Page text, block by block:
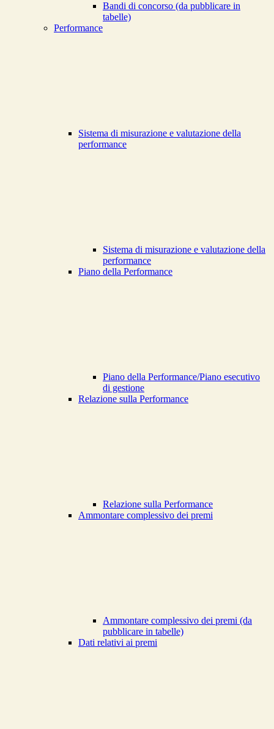
Bandi di concorso (da pubblicare in
tabelle)
Performance
Sistema di misurazione e valutazione della
performance
Sistema di misurazione e valutazione della
performance
Piano della Performance
Piano della Performance/Piano esecutivo
di gestione
Relazione sulla Performance
Relazione sulla Performance
Ammontare complessivo dei premi
Ammontare complessivo dei premi (da
pubblicare in tabelle)
Dati relativi ai premi